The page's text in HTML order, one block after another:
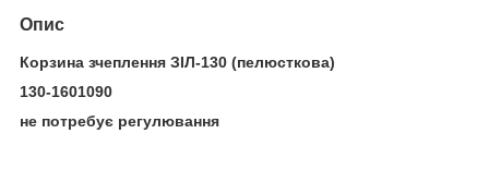
Опис
Корзина зчеплення ЗІЛ-130 (пелюсткова)
130-1601090
не потребує регулювання